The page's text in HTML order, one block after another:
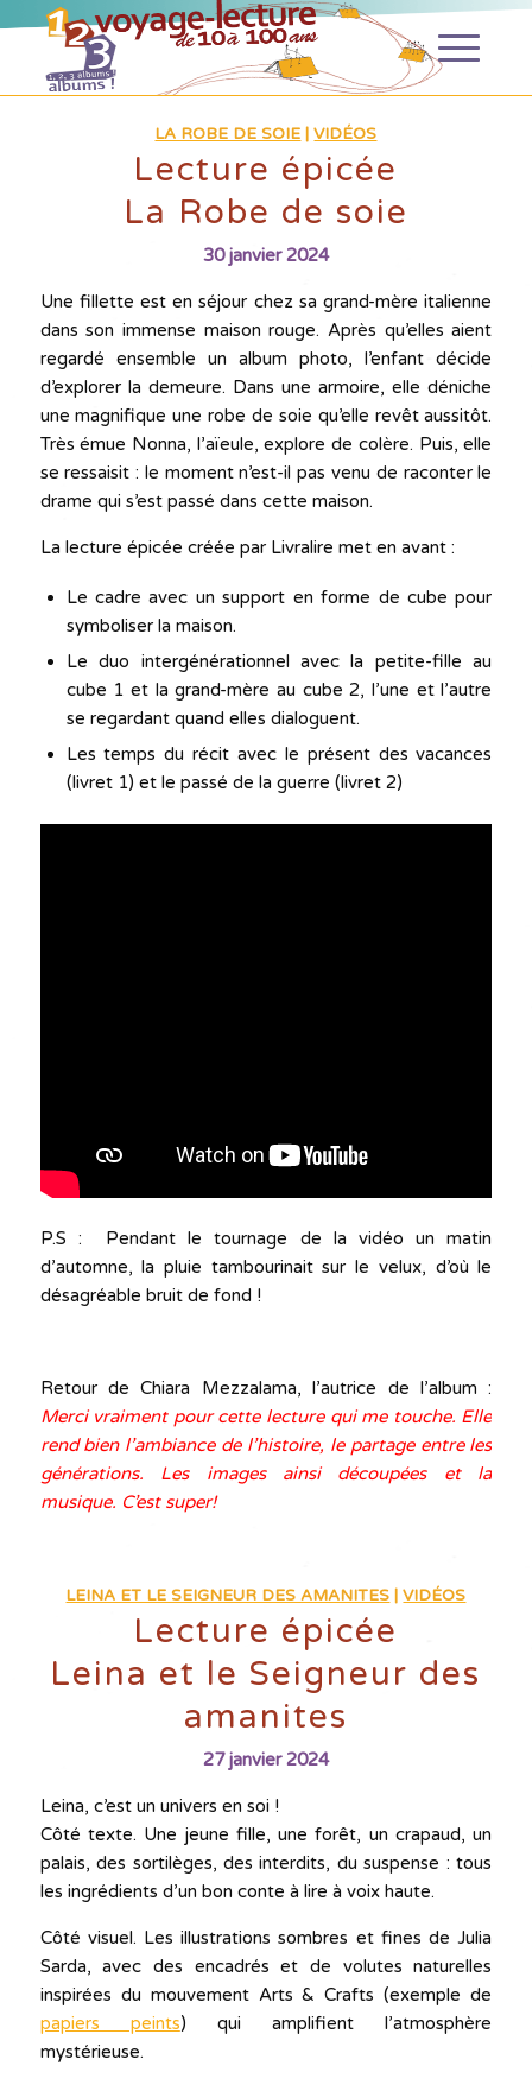
LA ROBE DE SOIE |VIDÉOS
Lecture épicée
La Robe de soie
30 janvier 2024
Une fillette est en séjour chez sa grand-mère italienne
dans son immense maison rouge. Après qu’elles aient
regardé ensemble un album photo, l’enfant décide
d’explorer la demeure. Dans une armoire, elle déniche
une magnifique une robe de soie qu’elle revêt aussitôt.
Très émue Nonna, l’aïeule, explore de colère. Puis, elle
se ressaisit : le moment n’est-il pas venu de raconter le
drame qui s’est passé dans cette maison.
La lecture épicée créée par Livralire met en avant :
Le cadre avec un support en forme de cube pour
symboliser la maison.
Le duo intergénérationnel avec la petite-fille au
cube 1 et la grand-mère au cube 2, l’une et l’autre
se regardant quand elles dialoguent.
Les temps du récit avec le présent des vacances
(livret 1) et le passé de la guerre (livret 2)
P.S : Pendant le tournage de la vidéo un matin
d’automne, la pluie tambourinait sur le velux, d’où le
désagréable bruit de fond !
Retour de Chiara Mezzalama, l’autrice de l’album :
Merci vraiment pour cette lecture qui me touche. Elle
rend bien l’ambiance de l’histoire, le partage entre les
générations. Les images ainsi découpées et la
musique. C’est super!
LEINA ET LE SEIGNEUR DES AMANITES |VIDÉOS
Lecture épicée
Leina et le Seigneur des
amanites
27 janvier 2024
Leina, c’est un univers en soi !
Côté texte. Une jeune fille, une forêt, un crapaud, un
palais, des sortilèges, des interdits, du suspense : tous
les ingrédients d’un bon conte à lire à voix haute.
Côté visuel. Les illustrations sombres et fines de Julia
Sarda, avec des encadrés et de volutes naturelles
inspirées du mouvement Arts & Crafts (exemple de
papiers peints) qui amplifient l’atmosphère
mystérieuse.